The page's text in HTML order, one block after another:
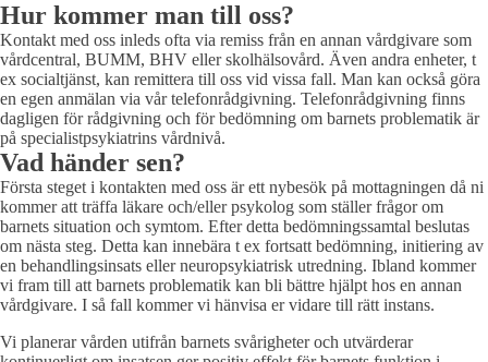
Hur kommer man till oss?
Kontakt med oss inleds ofta via remiss från en annan vårdgivare som
vårdcentral, BUMM, BHV eller skolhälsovård. Även andra enheter, t
ex socialtjänst, kan remittera till oss vid vissa fall. Man kan också göra
en egen anmälan via vår telefonrådgivning. Telefonrådgivning finns
dagligen för rådgivning och för bedömning om barnets problematik är
på specialistpsykiatrins vårdnivå.
Vad händer sen?
Första steget i kontakten med oss är ett nybesök på mottagningen då ni
kommer att träffa läkare och/eller psykolog som ställer frågor om
barnets situation och symtom. Efter detta bedömningssamtal beslutas
om nästa steg. Detta kan innebära t ex fortsatt bedömning, initiering av
en behandlingsinsats eller neuropsykiatrisk utredning. Ibland kommer
vi fram till att barnets problematik kan bli bättre hjälpt hos en annan
vårdgivare. I så fall kommer vi hänvisa er vidare till rätt instans.
Vi planerar vården utifrån barnets svårigheter och utvärderar